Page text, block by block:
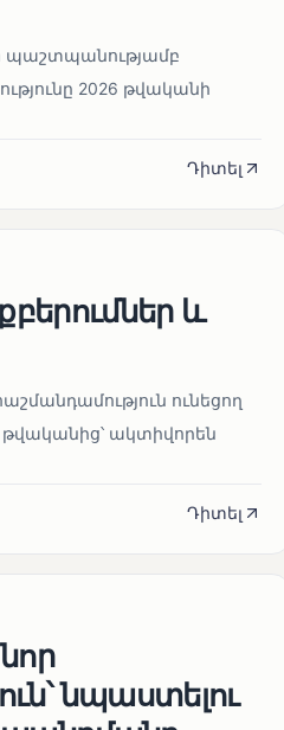
պաշտպանությամբ
2026 թվականի
Դիտել
և
ունեցող
ակտիվորեն
Դիտել
նպաստելու